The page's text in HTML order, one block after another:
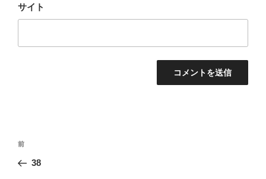
サイト
投
ナ
前
の
前
38